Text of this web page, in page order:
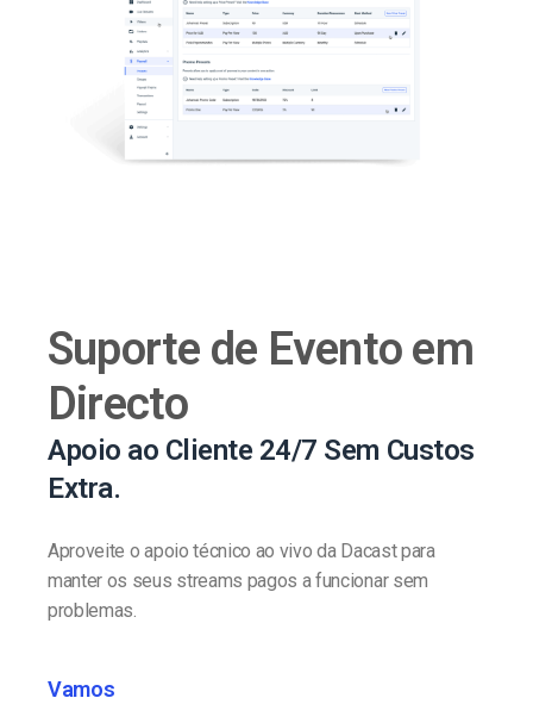
Suporte de Evento em
Directo
Apoio ao Cliente 24/7 Sem Custos
Extra.
Aproveite o apoio técnico ao vivo da Dacast para
manter os seus streams pagos a funcionar sem
problemas.
Vamos